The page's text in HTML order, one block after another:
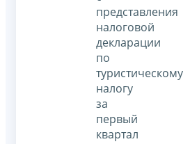
представления
налоговой
декларации
по
туристическому
налогу
за
первый
квартал